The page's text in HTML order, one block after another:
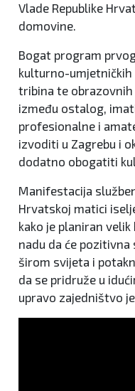
Vlade Republike
domovine.
Bogat program
kulturno-umjetničkih
tribina te obrazovnih
između ostalog,
profesionalne i
izvoditi u Zagrebu i
dodatno obogatiti
Manifestacija
Hrvatskoj matici
kako je planiran
nadu da će
širom svijeta i
da se pridruže u
upravo zajedništvo